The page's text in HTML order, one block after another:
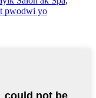
pwodwi yo